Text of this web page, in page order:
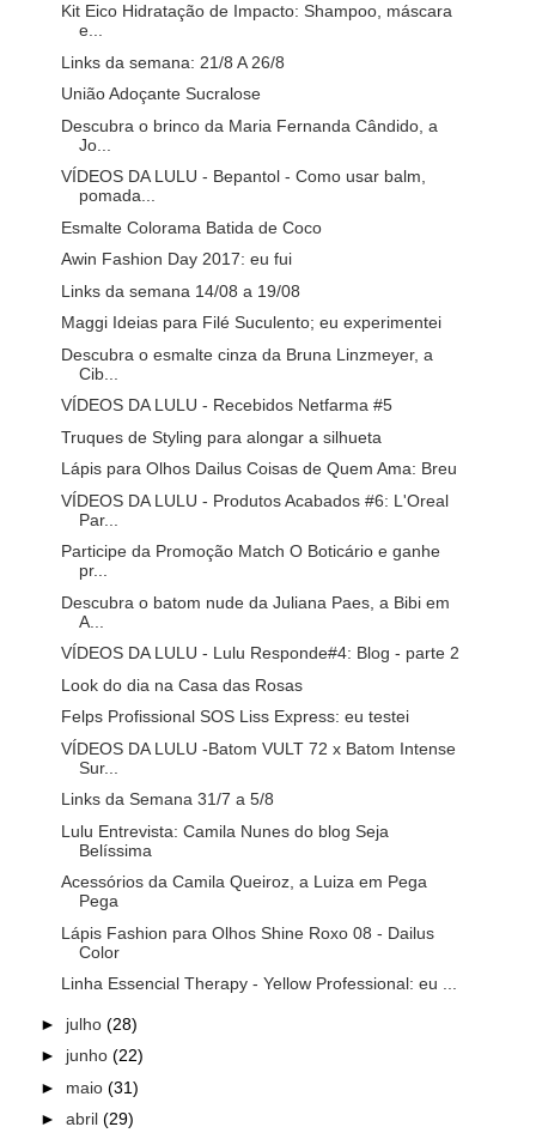
Kit Eico Hidratação de Impacto: Shampoo, máscara
e...
Links da semana: 21/8 A 26/8
União Adoçante Sucralose
Descubra o brinco da Maria Fernanda Cândido, a
Jo...
VÍDEOS DA LULU - Bepantol - Como usar balm,
pomada...
Esmalte Colorama Batida de Coco
Awin Fashion Day 2017: eu fui
Links da semana 14/08 a 19/08
Maggi Ideias para Filé Suculento; eu experimentei
Descubra o esmalte cinza da Bruna Linzmeyer, a
Cib...
VÍDEOS DA LULU - Recebidos Netfarma #5
Truques de Styling para alongar a silhueta
Lápis para Olhos Dailus Coisas de Quem Ama: Breu
VÍDEOS DA LULU - Produtos Acabados #6: L'Oreal
Par...
Participe da Promoção Match O Boticário e ganhe
pr...
Descubra o batom nude da Juliana Paes, a Bibi em
A...
VÍDEOS DA LULU - Lulu Responde#4: Blog - parte 2
Look do dia na Casa das Rosas
Felps Profissional SOS Liss Express: eu testei
VÍDEOS DA LULU -Batom VULT 72 x Batom Intense
Sur...
Links da Semana 31/7 a 5/8
Lulu Entrevista: Camila Nunes do blog Seja
Belíssima
Acessórios da Camila Queiroz, a Luiza em Pega
Pega
Lápis Fashion para Olhos Shine Roxo 08 - Dailus
Color
Linha Essencial Therapy - Yellow Professional: eu ...
► julho (28)
► junho (22)
► maio (31)
► abril (29)